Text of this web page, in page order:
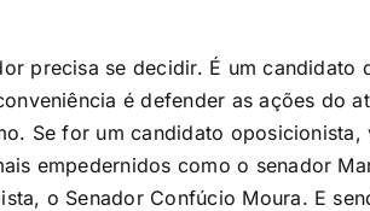
precisa se decidir. É um candidato
é defender as ações do
Se for um candidato
empedernidos como o senador
o Senador Confúcio Moura. E